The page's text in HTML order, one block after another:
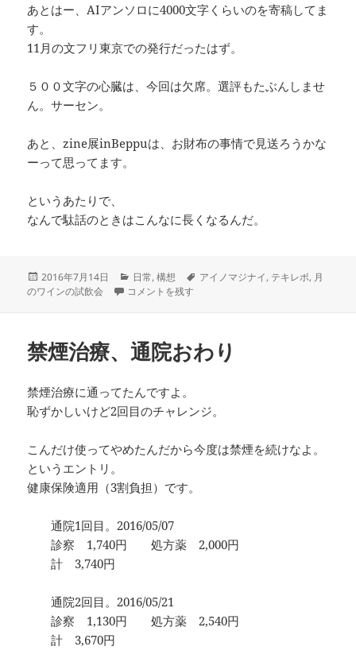
あとはー、AIアンソロに4000文字くらいのを寄稿してま
す。
11月の文フリ東京での発行だったはず。
５００文字の心臓は、今回は欠席。選評もたぶんしませ
ん。サーセン。
あと、zine展inBeppuは、お財布の事情で見送ろうかな
ーって思ってます。
というあたりで、
なんで駄話のときはこんなに長くなるんだ。
投
稿
2016年7月14日
カ
テ
日常,構想
タ
アイノマジナイ, テキレボ, 月
のワインの試飲会
進捗というか に
コメントを残す
禁煙治療、通院おわり
禁煙治療に通ってたんですよ。
恥ずかしいけど2回目のチャレンジ。
こんだけ使ってやめたんだから今度は禁煙を続けなよ。
というエントリ。
健康保険適用（3割負担）です。
通院1回目。2016/05/07
診察 1,740円 処方薬 2,000円
計 3,740円
通院2回目。2016/05/21
診察 1,130円 処方薬 2,540円
計 3,670円